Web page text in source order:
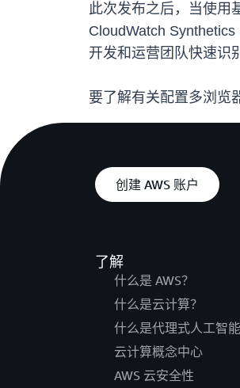
此次发布之后，当使用
CloudWatch
开发和运营团队快速识
要了解有关配置多浏览
创建 AWS 账户
了解
什么是 AWS？
什么是云计算？
什么是代理式人工智能
云计算概念中心
AWS 云安全性